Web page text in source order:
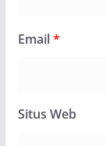
Email*
Situs Web